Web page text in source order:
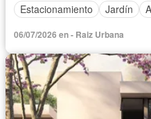
Estacionamiento
Jardín
06/07/2026 en - Raiz Urbana